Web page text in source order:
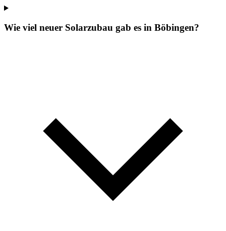
Wie viel neuer Solarzubau gab es in Böbingen?